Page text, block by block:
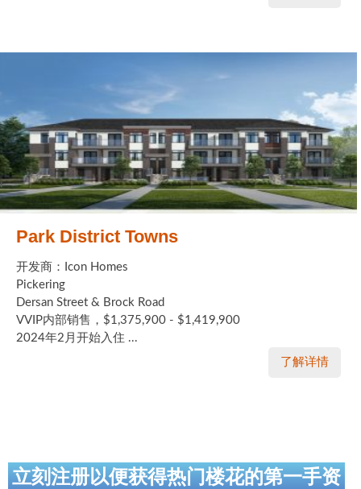
加拿大的福利制度
吃货眼中的加拿大地图
Park District Towns
开发商：Icon Homes
Pickering
Dersan Street & Brock Road
VVIP内部销售，$1,375,900 - $1,419,900
2024年2月开始入住 ...
了解详情
立刻注册以便获得热门楼花的第一手资